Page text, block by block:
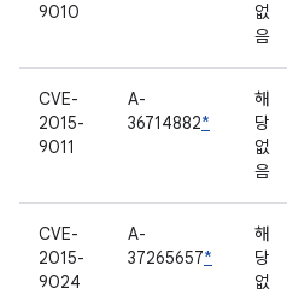
9010
없
음
CVE-
2015-
9011
A-
36714882*
해
당
없
음
CVE-
2015-
9024
A-
37265657*
해
당
없